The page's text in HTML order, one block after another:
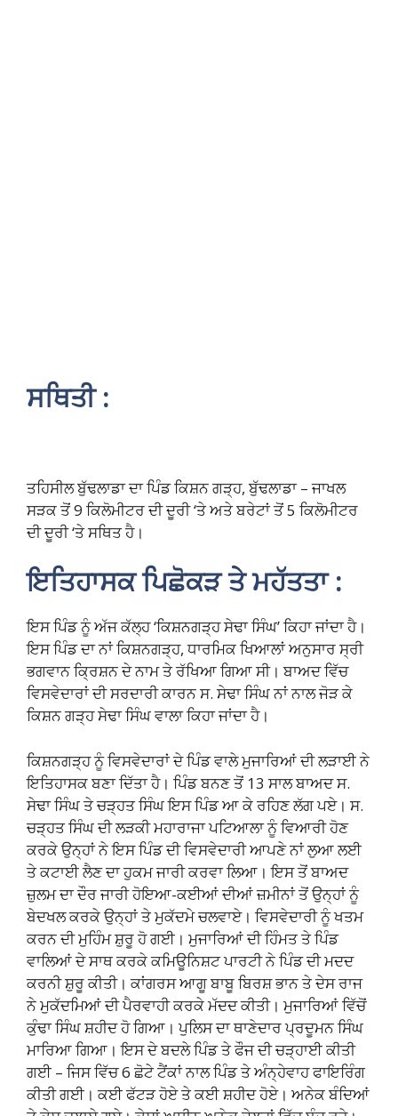
ਸਥਿਤੀ :
ਤਹਿਸੀਲ ਬੁੱਢਲਾਡਾ ਦਾ ਪਿੰਡ ਕਿਸ਼ਨ ਗੜ੍ਹ, ਬੁੱਢਲਾਡਾ – ਜਾਖਲ
ਸੜਕ ਤੋਂ 9 ਕਿਲੋਮੀਟਰ ਦੀ ਦੂਰੀ ‘ਤੇ ਅਤੇ ਬਰੇਟਾਂ ਤੋਂ 5 ਕਿਲੋਮੀਟਰ
ਦੀ ਦੂਰੀ ‘ਤੇ ਸਥਿਤ ਹੈ।
ਇਤਿਹਾਸਕ ਪਿਛੋਕੜ ਤੇ ਮਹੱਤਤਾ :
ਇਸ ਪਿੰਡ ਨੂੰ ਅੱਜ ਕੱਲ੍ਹ ‘ਕਿਸ਼ਨਗੜ੍ਹ ਸੇਢਾ ਸਿੰਘ’ ਕਿਹਾ ਜਾਂਦਾ ਹੈ।
ਇਸ ਪਿੰਡ ਦਾ ਨਾਂ ਕਿਸ਼ਨਗੜ੍ਹ, ਧਾਰਮਿਕ ਖਿਆਲਾਂ ਅਨੁਸਾਰ ਸ੍ਰੀ
ਭਗਵਾਨ ਕ੍ਰਿਸ਼ਨ ਦੇ ਨਾਮ ਤੇ ਰੱਖਿਆ ਗਿਆ ਸੀ। ਬਾਅਦ ਵਿੱਚ
ਵਿਸਵੇਦਾਰਾਂ ਦੀ ਸਰਦਾਰੀ ਕਾਰਨ ਸ. ਸੇਢਾ ਸਿੰਘ ਨਾਂ ਨਾਲ ਜੋੜ ਕੇ
ਕਿਸ਼ਨ ਗੜ੍ਹ ਸੇਢਾ ਸਿੰਘ ਵਾਲਾ ਕਿਹਾ ਜਾਂਦਾ ਹੈ।
ਕਿਸ਼ਨਗੜ੍ਹ ਨੂੰ ਵਿਸਵੇਦਾਰਾਂ ਦੇ ਪਿੰਡ ਵਾਲੇ ਮੁਜਾਰਿਆਂ ਦੀ ਲੜਾਈ ਨੇ
ਇਤਿਹਾਸਕ ਬਣਾ ਦਿੱਤਾ ਹੈ। ਪਿੰਡ ਬਨਣ ਤੋਂ 13 ਸਾਲ ਬਾਅਦ ਸ.
ਸੇਢਾ ਸਿੰਘ ਤੇ ਚੜ੍ਹਤ ਸਿੰਘ ਇਸ ਪਿੰਡ ਆ ਕੇ ਰਹਿਣ ਲੱਗ ਪਏ। ਸ.
ਚੜ੍ਹਤ ਸਿੰਘ ਦੀ ਲੜਕੀ ਮਹਾਰਾਜਾ ਪਟਿਆਲਾ ਨੂੰ ਵਿਆਰੀ ਹੋਣ
ਕਰਕੇ ਉਨ੍ਹਾਂ ਨੇ ਇਸ ਪਿੰਡ ਦੀ ਵਿਸਵੇਦਾਰੀ ਆਪਣੇ ਨਾਂ ਲੁਆ ਲਈ
ਤੇ ਕਟਾਈ ਲੈਣ ਦਾ ਹੁਕਮ ਜਾਰੀ ਕਰਵਾ ਲਿਆ। ਇਸ ਤੋਂ ਬਾਅਦ
ਜ਼ੁਲਮ ਦਾ ਦੌਰ ਜਾਰੀ ਹੋਇਆ-ਕਈਆਂ ਦੀਆਂ ਜ਼ਮੀਨਾਂ ਤੋਂ ਉਨ੍ਹਾਂ ਨੂੰ
ਬੇਦਖਲ ਕਰਕੇ ਉਨ੍ਹਾਂ ਤੇ ਮੁਕੱਦਮੇ ਚਲਵਾਏ। ਵਿਸਵੇਦਾਰੀ ਨੂੰ ਖਤਮ
ਕਰਨ ਦੀ ਮੁਹਿੰਮ ਸ਼ੁਰੂ ਹੋ ਗਈ। ਮੁਜਾਰਿਆਂ ਦੀ ਹਿੰਮਤ ਤੇ ਪਿੰਡ
ਵਾਲਿਆਂ ਦੇ ਸਾਥ ਕਰਕੇ ਕਮਿਊਨਿਸ਼ਟ ਪਾਰਟੀ ਨੇ ਪਿੰਡ ਦੀ ਮਦਦ
ਕਰਨੀ ਸ਼ੁਰੂ ਕੀਤੀ। ਕਾਂਗਰਸ ਆਗੂ ਬਾਬੂ ਬਿਰਸ਼ ਭਾਨ ਤੇ ਦੇਸ ਰਾਜ
ਨੇ ਮੁਕੱਦਮਿਆਂ ਦੀ ਪੈਰਵਾਹੀ ਕਰਕੇ ਮੱਦਦ ਕੀਤੀ। ਮੁਜਾਰਿਆਂ ਵਿੱਚੋਂ
ਕੁੰਢਾ ਸਿੰਘ ਸ਼ਹੀਦ ਹੋ ਗਿਆ। ਪੁਲਿਸ ਦਾ ਥਾਣੇਦਾਰ ਪ੍ਰਦੂਮਨ ਸਿੰਘ
ਮਾਰਿਆ ਗਿਆ। ਇਸ ਦੇ ਬਦਲੇ ਪਿੰਡ ਤੇ ਫੌਜ ਦੀ ਚੜ੍ਹਾਈ ਕੀਤੀ
ਗਈ – ਜਿਸ ਵਿੱਚ 6 ਛੋਟੇ ਟੈਂਕਾਂ ਨਾਲ ਪਿੰਡ ਤੇ ਅੰਨ੍ਹੇਵਾਹ ਫਾਇਰਿੰਗ
ਕੀਤੀ ਗਈ। ਕਈ ਫੱਟੜ ਹੋਏ ਤੇ ਕਈ ਸ਼ਹੀਦ ਹੋਏ। ਅਨੇਕ ਬੰਦਿਆਂ